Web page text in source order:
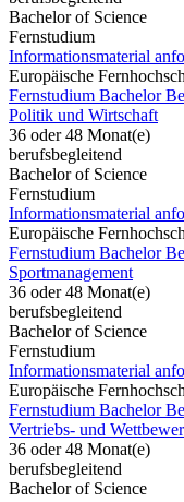
Bachelor of Science
Fernstudium
Informationsmaterial
Europäische
Fernstudium Bachelor
Politik und Wirtschaft
36 oder 48 Monat(e)
berufsbegleitend
Bachelor of Science
Fernstudium
Informationsmaterial
Europäische
Fernstudium Bachelor
Sportmanagement
36 oder 48 Monat(e)
berufsbegleitend
Bachelor of Science
Fernstudium
Informationsmaterial
Europäische
Fernstudium Bachelor
Vertriebs- und
36 oder 48 Monat(e)
berufsbegleitend
Bachelor of Science